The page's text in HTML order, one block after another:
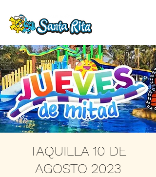
TAQUILLA 10 DE
AGOSTO 2023